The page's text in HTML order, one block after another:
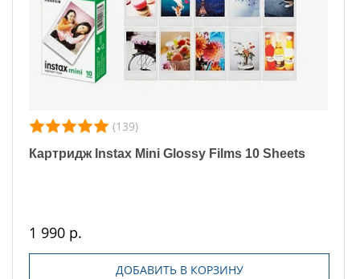
(139)
Картридж Instax Mini Glossy Films 10 Sheets
1 990 р.
ДОБАВИТЬ В КОРЗИНУ